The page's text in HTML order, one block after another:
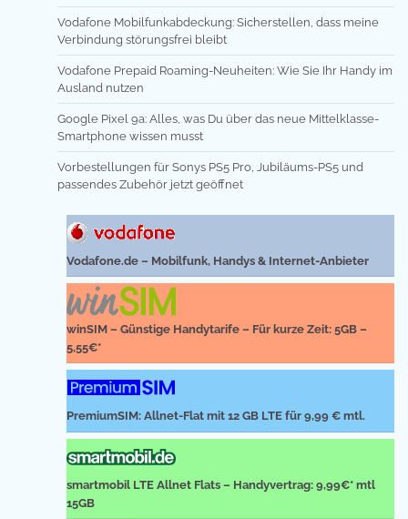
Vodafone Mobilfunkabdeckung: Sicherstellen, dass meine
Verbindung störungsfrei bleibt
Vodafone Prepaid Roaming-Neuheiten: Wie Sie Ihr Handy im
Ausland nutzen
Google Pixel 9a: Alles, was Du über das neue Mittelklasse-
Smartphone wissen musst
Vorbestellungen für Sonys PS5 Pro, Jubiläums-PS5 und
passendes Zubehör jetzt geöffnet
Vodafone.de – Mobilfunk, Handys & Internet-Anbieter
winSIM – Günstige Handytarife – Für kurze Zeit: 5GB –
5,55€*
PremiumSIM: Allnet-Flat mit 12 GB LTE für 9,99 € mtl.
smartmobil LTE Allnet Flats – Handyvertrag: 9,99€* mtl
15GB